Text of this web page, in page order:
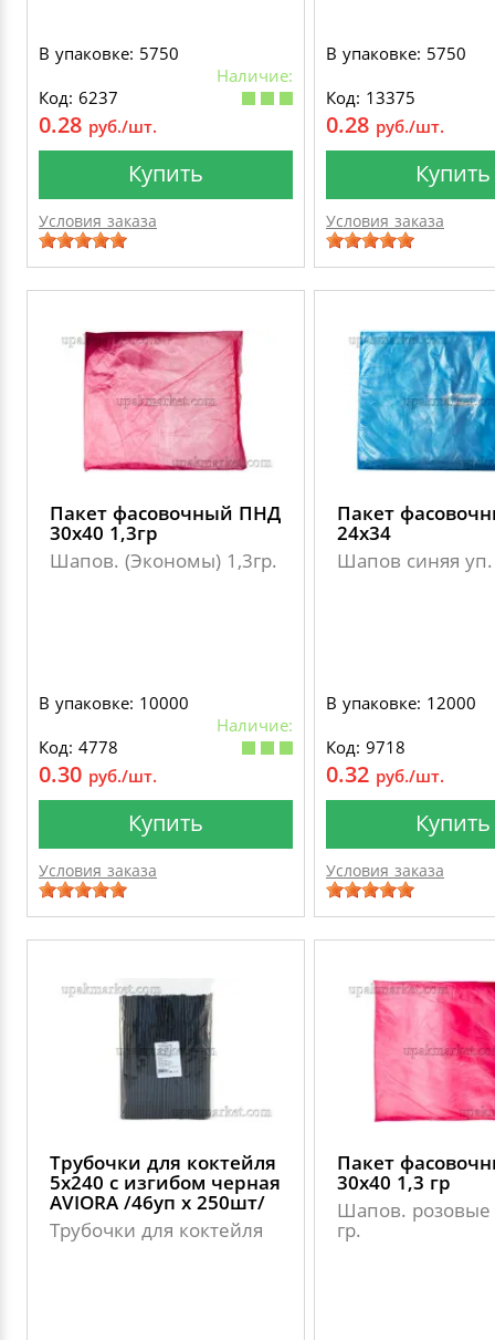
В упаковке: 5750
Наличие:
Код: 6237
0.28 руб./шт.
Купить
Условия заказа
В упаковке: 5750
Код: 13375
0.28 руб./шт.
Купить
Условия заказа
Пакет фасовочный ПНД
30х40 1,3гр
Шапов. (Экономы) 1,3гр.
В упаковке: 10000
Наличие:
Код: 4778
0.30 руб./шт.
Купить
Условия заказа
Пакет
24х34
Шапов синяя уп.
В упаковке: 12000
Код: 9718
0.32 руб./шт.
Купить
Условия заказа
Трубочки для коктейля
5х240 с изгибом черная
AVIORA /46уп х 250шт/
Трубочки для коктейля
Пакет
30х40 1,3 гр
Шапов. розовые
гр.